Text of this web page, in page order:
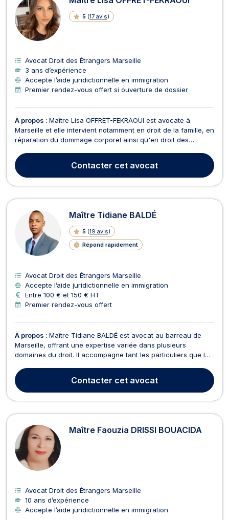
5 (17 avis)
Avocat Droit des Étrangers Marseille
3 ans d’expérience
Accepte l’aide juridictionnelle en immigration
Premier rendez-vous offert si ouverture de dossier
À propos : Maître Lisa OFFRET-FEKRAOUI est avocate à
Marseille et elle intervient notamment en droit de la famille, en
réparation du dommage corporel ainsi qu'en droit des
la procédure en réparation de votre dommage corporel en
cas d'accident de voiture, erreur médical ou agres...
Contacter cet avocat
Maître Tidiane BALDÉ
5 (19 avis)
Répond rapidement
Avocat Droit des Étrangers Marseille
Accepte l’aide juridictionnelle en immigration
Entre 100 € et 150 € HT
Premier rendez-vous offert
À propos : Maître Tidiane BALDÉ est avocat au barreau de
Marseille, offrant une expertise variée dans plusieurs
domaines du droit. Il accompagne tant les particuliers que les
étrangers, et droit OHADA. Baux commerciaux : Assistance
dans la rédaction et la gestion des baux co...
Contacter cet avocat
Maître Faouzia DRISSI BOUACIDA
Avocat Droit des Étrangers Marseille
10 ans d’expérience
Accepte l’aide juridictionnelle en immigration